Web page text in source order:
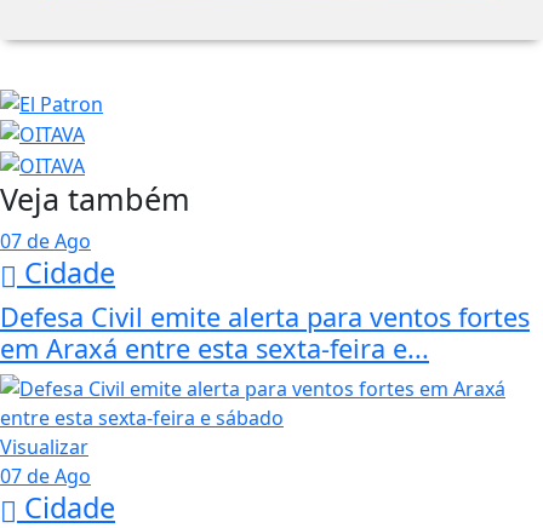
Veja também
07 de Ago
Cidade
Defesa Civil emite alerta para ventos fortes
em Araxá entre esta sexta-feira e...
Visualizar
07 de Ago
Cidade